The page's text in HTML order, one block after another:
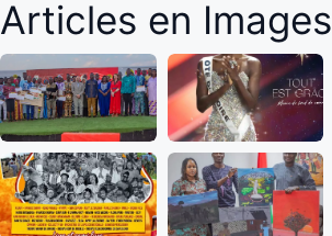
Articles en Images